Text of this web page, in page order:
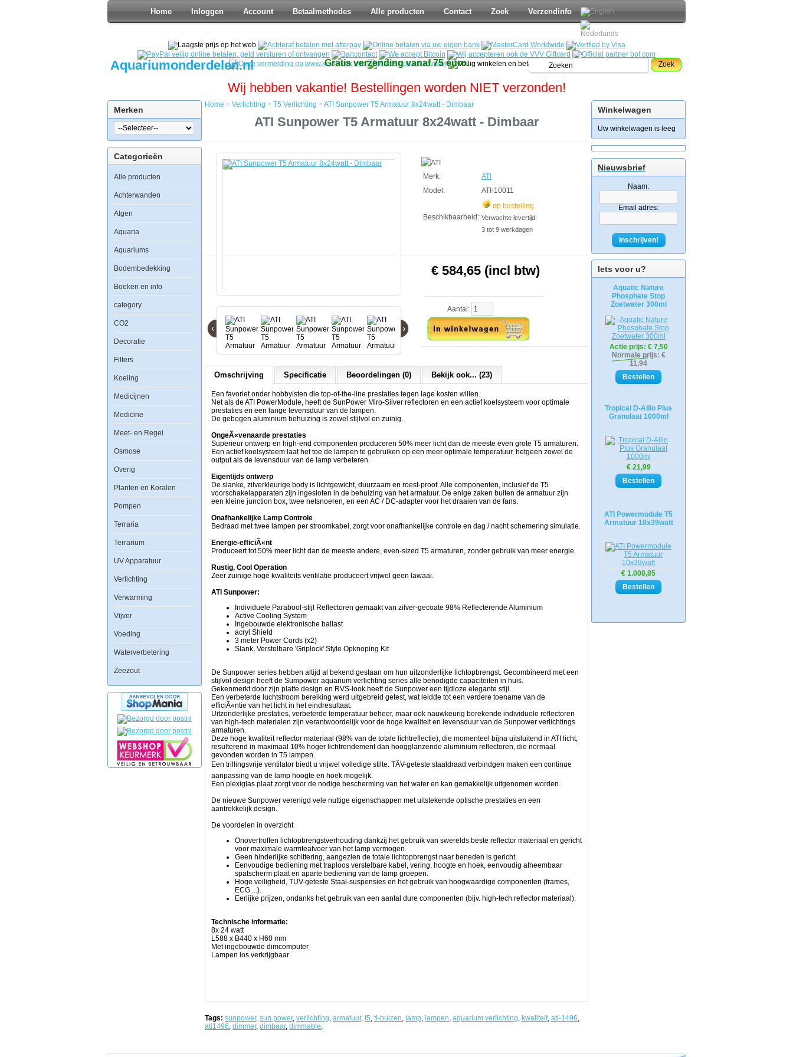
Home Inloggen Account Betaalmethodes Alle producten Contact Zoek Verzendinfo
Aquariumonderdelen.nl Gratis verzending vanaf 75 euro. Zoek
Wij hebben vakantie! Bestellingen worden NIET verzonden!
Merken
Categorieën
Alle producten
Achterwanden
Algen
Aquaria
Aquariums
Bodembedekking
Boeken en info
category
CO2
Decoratie
Filters
Koeling
Medicijnen
Medicine
Meet- en Regel
Osmose
Overig
Planten en Koralen
Pompen
Terraria
Terrarium
UV Apparatuur
Verlichting
Verwarming
Vijver
Voeding
Waterverbetering
Zeezout
Winkelwagen
Uw winkelwagen is leeg
Nieuwsbrief
Naam:
Email adres:
Inschrijven!
Iets voor u?
Aquatic Nature
Phosphate Stop
Zoetwater 300ml
Actie prijs: € 7,50
Normale prijs: €
11,94
Tropical D-Allio Plus
Granulaat 1000ml
€ 21,99
ATI Powermodule T5
Armatuur 10x39watt
€ 1.008,85
Verlichting
ATI
Sunpower
8x24watt
Dimbaar
favoriet
onder
hobbyisten
die
of-
the-
line
prestaties
lage
kosten
willen.
Net
de
ATI
heeft
Miro-
Silver
en
koelsysteem
optimale
prestaties
levensduur
van
de
lampen.
De
gebogen
aluminium
behuizing
zowel
stijlvol
en
zuinig.
prestaties
Superieur
en
componenten
produceren
even
grote
T5
armaturen.
Een
actief
de
te
gebruiken
Home > Verlichting > T5 Verlichting > ATI Sunpower T5 Armatuur 8x24watt - Dimbaar
ATI Sunpower T5 Armatuur 8x24watt - Dimbaar
‹ ›
Merk:
ATI
Model:
ATI-10011
Beschikbaarheid:
op bestelling
Verwachte levertijd:
3 tot 9 werkdagen
€ 584,65 (incl btw)
Aantal:
Omschrijving Specificatie Beoordelingen (0) Bekijk ook... (23)
Een favoriet onder hobbyisten die top-of-the-line prestaties tegen lage kosten willen.
Net als de ATI PowerModule, heeft de SunPower Miro-Silver reflectoren en een actief koelsysteem voor optimale
prestaties en een lange levensduur van de lampen.
De gebogen aluminium behuizing is zowel stijlvol en zuinig.
OngeÃ«venaarde prestaties
Superieur ontwerp en high-end componenten produceren 50% meer licht dan de meeste even grote T5 armaturen.
Een actief koelsysteem laat het toe de lampen te gebruiken op een meer optimale temperatuur, hetgeen zowel de
output als de levensduur van de lamp verbeteren.
Eigentijds ontwerp
De slanke, zilverkleurige body is lichtgewicht, duurzaam en roest-proof. Alle componenten, inclusief de T5
voorschakelapparaten zijn ingesloten in de behuizing van het armatuur. De enige zaken buiten de armatuur zijn
een kleine junction box, twee netsnoeren, en een AC / DC-adapter voor het draaien van de fans.
Onafhankelijke Lamp Controle
Bedraad met twee lampen per stroomkabel, zorgt voor onafhankelijke controle en dag / nacht schemering simulatie.
Energie-efficiÃ«nt
Produceert tot 50% meer licht dan de meeste andere, even-sized T5 armaturen, zonder gebruik van meer energie.
Rustig, Cool Operation
Zeer zuinige hoge kwaliteits ventilatie produceert vrijwel geen lawaai.
ATI Sunpower:
Individuele Parabool-stijl Reflectoren gemaakt van zilver-gecoate 98% Reflecterende Aluminium
Active Cooling System
Ingebouwde elektronische ballast
acryl Shield
3 meter Power Cords (x2)
Slank, Verstelbare 'Griplock' Style Opknoping Kit
De Sunpower series hebben altijd al bekend gestaan om hun uitzonderlijke lichtopbrengst. Gecombineerd met een
stijlvol design heeft de Sumpower aquarium verlichting series alle benodigde capaciteiten in huis.
Gekenmerkt door zijn platte design en RVS-look heeft de Sunpower een tijdloze elegante stijl.
Een verbeterde luchtstroom bereiking werd uitgebreid getest, wat leidde tot een verdere toename van de
efficiÃ«ntie van het licht in het eindresultaat.
Uitzonderlijke prestaties, verbeterde temperatuur beheer, maar ook nauwkeurig berekende individuele reflectoren
van high-tech materialen zijn verantwoordelijk voor de hoge kwaliteit en levensduur van de Sunpower verlichtings
armaturen.
Deze hoge kwaliteit reflector materiaal (98% van de totale lichtreflectie), die momenteel bijna uitsluitend in ATI licht,
resulterend in maximaal 10% hoger lichtrendement dan hoogglanzende aluminium reflectoren, die normaal
gevonden worden in T5 lampen.
Een trillingsvrije ventilator biedt u vrijwel volledige stilte. TÃV-geteste staaldraad verbindgen maken een continue
aanpassing van de lamp hoogte en hoek mogelijk.
Een plexiglas plaat zorgt voor de nodige bescherming van het water en kan gemakkelijk uitgenomen worden.
De nieuwe Sunpower verenigd vele nuttige eigenschappen met uitstekende optische prestaties en een
aantrekkelijk design.
De voordelen in overzicht
Onovertroffen lichtopbrengstverhouding dankzij het gebruik van swerelds beste reflector materiaal en gericht
voor maximale warmteafvoer van het lamp vermogen.
Geen hinderlijke schittering, aangezien de totale lichtopbrengst naar beneden is gericht.
Eenvoudige bediening met traploos verstelbare kabel, vering, hoogte en hoek, eenvoudig afneembaar
spatscherm plaat en aparte bediening van de lamp groepen.
Hoge veiligheid, TUV-geteste Staal-suspensies en het gebruik van hoogwaardige componenten (frames,
ECG ...).
Eerlijke prijzen, ondanks het gebruik van een aantal dure componenten (bijv. high-tech reflector materiaal).
Technische informatie:
8x 24 watt
L588 x B440 x H60 mm
Met ingebouwde dimcomputer
Lampen los verkrijgbaar
Tags: sunpower, sun power, verlichting, armatuur, t5, tl-buizen, lamp, lampen, aquarium verlichting, kwaliteit, ati-1496,
ati1496, dimmer, dimbaar, dimmable,